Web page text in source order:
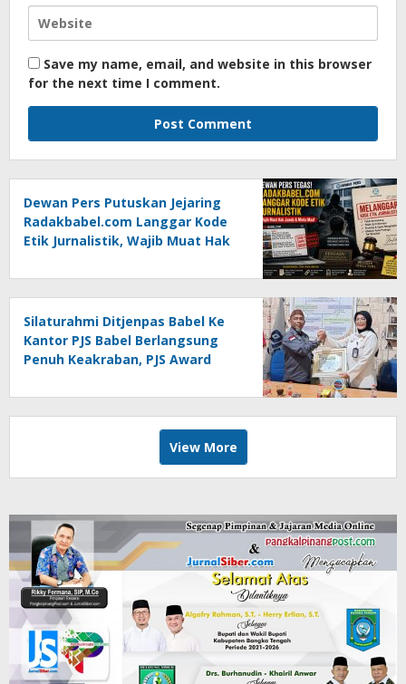
Save my name, email, and website in this browser
for the next time I comment.
Dewan Pers Putuskan Jejaring
Radakbabel.com Langgar Kode
Etik Jurnalistik, Wajib Muat Hak
Silaturahmi Ditjenpas Babel Ke
Kantor PJS Babel Berlangsung
Penuh Keakraban, PJS Award
Agustina
View More